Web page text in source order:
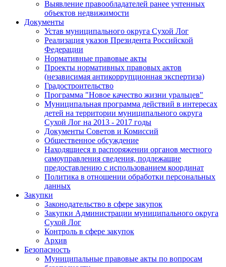
Выявление правообладателей ранее учтенных
объектов недвижимости
Документы
Устав муниципального округа Сухой Лог
Реализация указов Президента Российской
Федерации
Нормативные правовые акты
Проекты нормативных правовых актов
(независимая антикоррупционная экспертиза)
Градостроительство
Программа "Новое качество жизни уральцев"
Муниципальная программа действий в интересах
детей на территории муниципального округа
Сухой Лог на 2013 - 2017 годы
Документы Советов и Комиссий
Общественное обсуждение
Находящиеся в распоряжении органов местного
самоуправления сведения, подлежащие
предоставлению с использованием координат
Политика в отношении обработки персональных
данных
Закупки
Законодательство в сфере закупок
Закупки Администрации муниципального округа
Сухой Лог
Контроль в сфере закупок
Архив
Безопасность
Муниципальные правовые акты по вопросам